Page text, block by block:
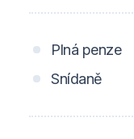
Plná penze
Snídaně